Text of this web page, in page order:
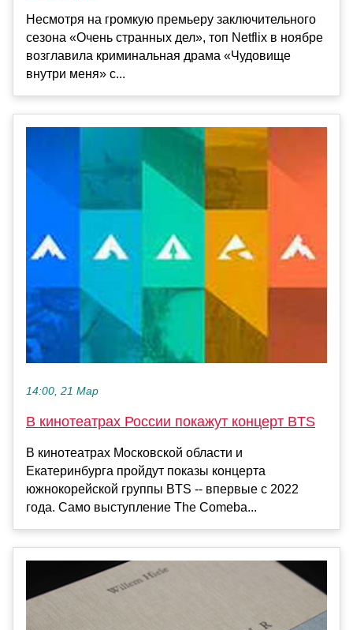
Несмотря на громкую премьеру заключительного
сезона «Очень странных дел», топ Netflix в ноябре
возглавила криминальная драма «Чудовище
внутри меня» с...
14:00, 21 Мар
В кинотеатрах России покажут концерт BTS
В кинотеатрах Московской области и
Екатеринбурга пройдут показы концерта
южнокорейской группы BTS -- впервые с 2022
года. Само выступление The Comeba...